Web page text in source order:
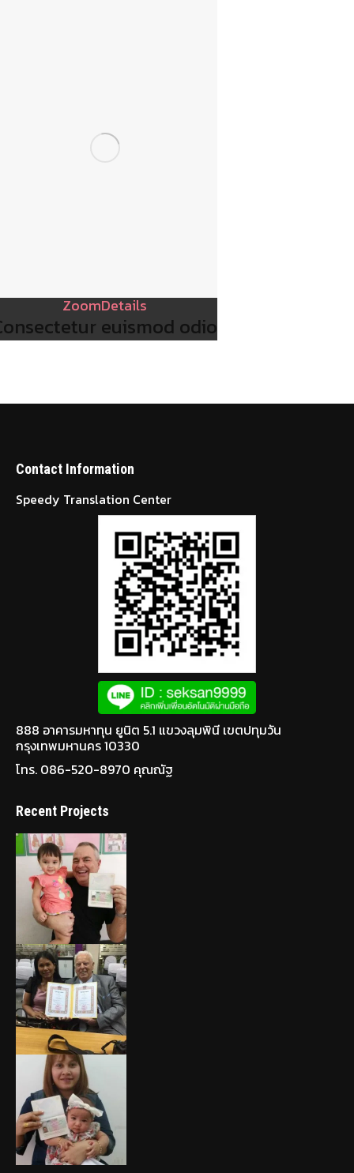
ZoomDetails
euismod odio
Contact Information
Speedy Translation Center
888 อาคารมหาทุน ยูนิต 5.1 แขวงลุมพินี เขตปทุมวัน
กรุงเทพมหานคร 10330
โทร. 086-520-8970 คุณณัฐ
Recent Projects